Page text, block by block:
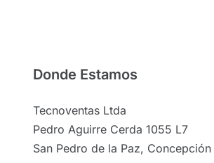
Donde Estamos
Tecnoventas Ltda
Pedro Aguirre Cerda 1055 L7
San Pedro de la Paz, Concepción